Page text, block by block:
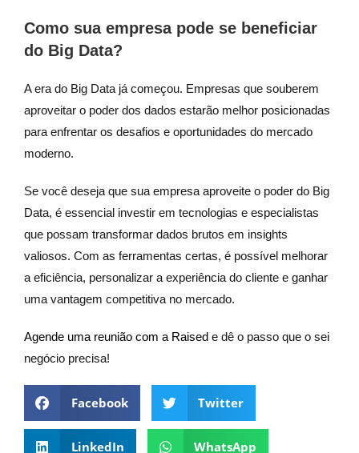
Como sua empresa pode se beneficiar
do Big Data?
A era do Big Data já começou. Empresas que souberem
aproveitar o poder dos dados estarão melhor posicionadas
para enfrentar os desafios e oportunidades do mercado
moderno.
Se você deseja que sua empresa aproveite o poder do Big
Data, é essencial investir em tecnologias e especialistas
que possam transformar dados brutos em insights
valiosos. Com as ferramentas certas, é possível melhorar
a eficiência, personalizar a experiência do cliente e ganhar
uma vantagem competitiva no mercado.
Agende uma reunião com a Raised e dê o passo que o sei
negócio precisa!
Facebook Twitter
LinkedIn WhatsApp